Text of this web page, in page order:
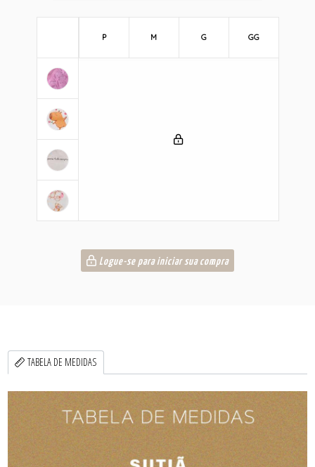
P M G GG
Logue-se para iniciar sua compra
TABELA DE MEDIDAS